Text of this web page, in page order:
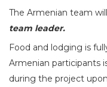
The Armenian team
team leader.
Food and lodging is
Armenian participants
during the project